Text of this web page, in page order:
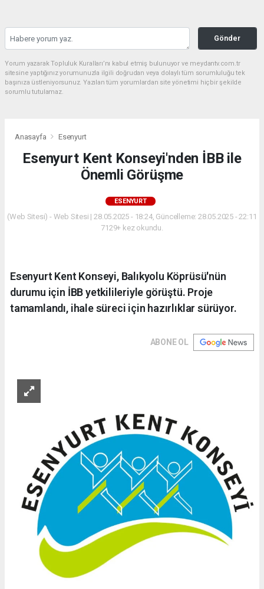
Gönder
Yorum yazarak Topluluk Kuralları’nı kabul etmiş bulunuyor ve meydantv.com.tr
sitesine yaptığınız yorumunuzla ilgili doğrudan veya dolaylı tüm sorumluluğu tek
başınıza üstleniyorsunuz. Yazılan tüm yorumlardan site yönetimi hiçbir şekilde
sorumlu tutulamaz.
Anasayfa Esenyurt
Esenyurt Kent Konseyi'nden İBB ile
Önemli Görüşme
ESENYURT
(Web Sitesi) - Web Sitesi | 28.05.2025 - 18:24, Güncelleme: 28.05.2025 - 22:11
7129+ kez okundu.
Esenyurt Kent Konseyi, Balıkyolu Köprüsü'nün
durumu için İBB yetkilileriyle görüştü. Proje
tamamlandı, ihale süreci için hazırlıklar sürüyor.
ABONE OL